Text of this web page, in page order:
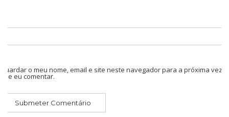
Guardar o meu nome, email e site neste navegador para a próxima vez
que eu comentar.